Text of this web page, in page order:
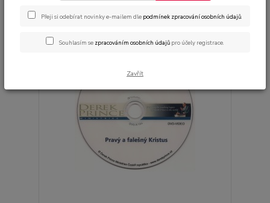
Přeji si odebírat novinky e-mailem dle podmínek zpracování osobních údajů.
Souhlasím se zpracováním osobních údajů pro účely registrace.
Zavřít